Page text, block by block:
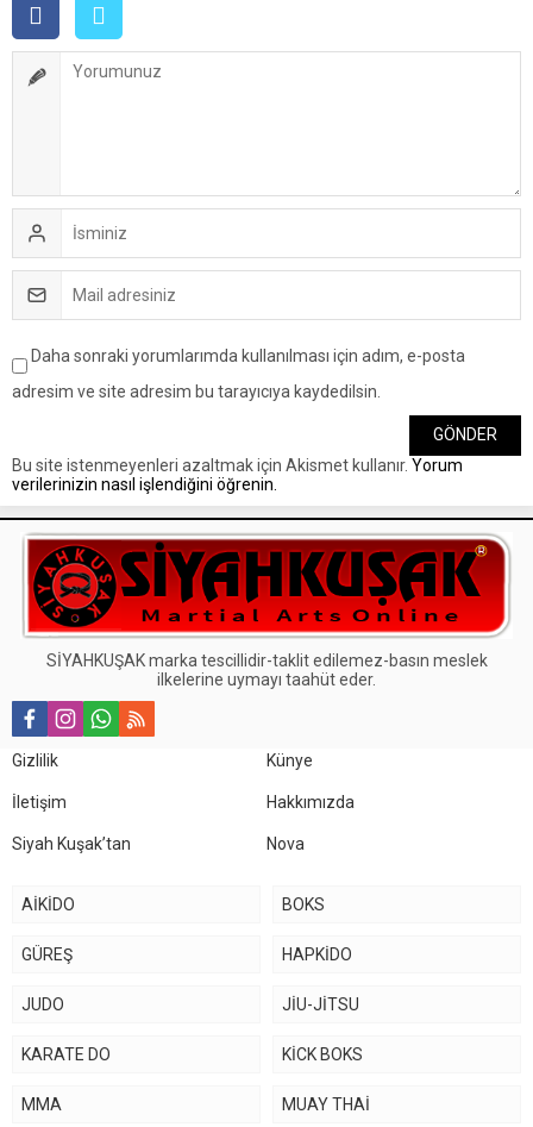
Daha sonraki yorumlarımda kullanılması için adım, e-posta
adresim ve site adresim bu tarayıcıya kaydedilsin.
Bu site istenmeyenleri azaltmak için Akismet kullanır. Yorum
verilerinizin nasıl işlendiğini öğrenin.
SİYAHKUŞAK marka tescillidir-taklit edilemez-basın meslek
ilkelerine uymayı taahüt eder.
Gizlilik Künye
İletişim Hakkımızda
Siyah Kuşak’tan Nova
AİKİDO BOKS
GÜREŞ HAPKİDO
JUDO JİU-JİTSU
KARATE DO KİCK BOKS
MMA MUAY THAİ